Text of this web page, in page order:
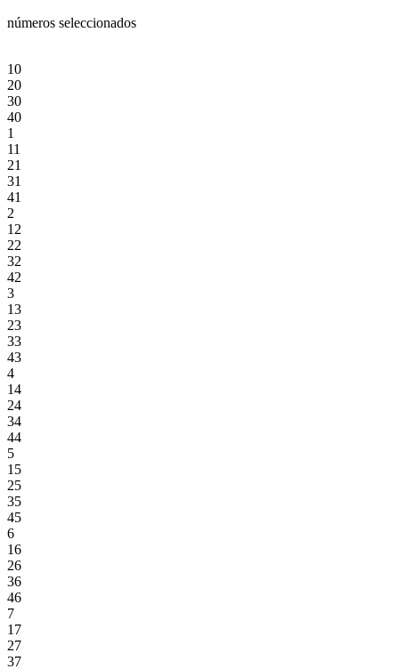
números seleccionados
10
20
30
40
1
11
21
31
41
2
12
22
32
42
3
13
23
33
43
4
14
24
34
44
5
15
25
35
45
6
16
26
36
46
7
17
27
37